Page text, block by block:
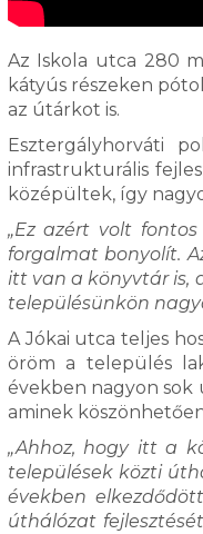
Az Iskola utca 280
kátyús részeken
az útárkot is.
Esztergályhorváti
infrastrukturális
középültek, így
„Ez azért volt
forgalmat bonyolít.
itt van a könyvtár is,
településünkön
A Jókai utca teljes
öröm a település
években nagyon sok
aminek
„Ahhoz, hogy itt a
települések közti
években
úthálózat